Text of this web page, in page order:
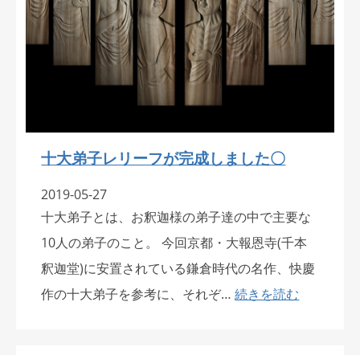
十大弟子レリーフが完成しました〇
2019-05-27
十大弟子とは、お釈迦様の弟子達の中で主要な
10人の弟子のこと。 今回京都・大報恩寺(千本
釈迦堂)に安置されている鎌倉時代の名作、快慶
作の十大弟子を参考に、それぞ…続きを読む